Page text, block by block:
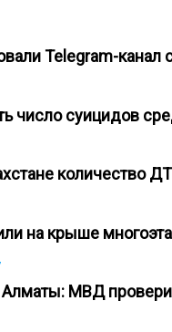
Telegram-канал
число суицидов
количество
на крыше
МВД